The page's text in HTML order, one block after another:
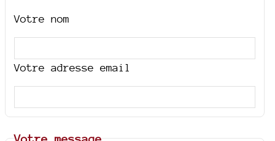
Votre nom
Votre adresse email